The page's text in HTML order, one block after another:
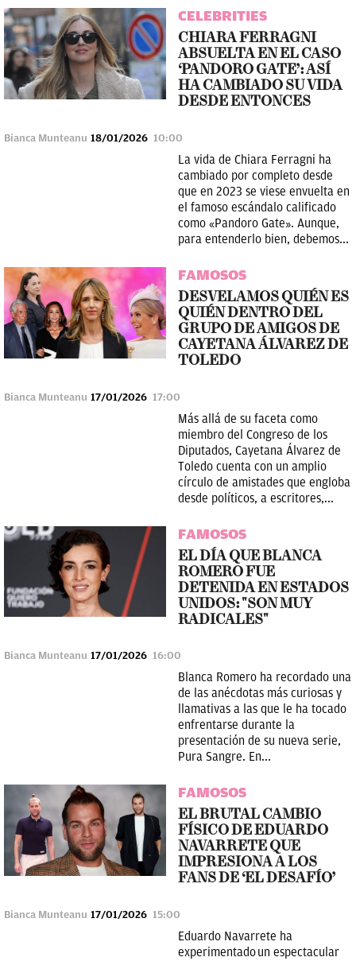
CELEBRITIES
CHIARA FERRAGNI
ABSUELTA EN EL CASO
‘PANDORO GATE’: ASÍ
HA CAMBIADO SU VIDA
DESDE ENTONCES
Bianca Munteanu 18/01/2026 10:00
La vida de Chiara Ferragni ha
cambiado por completo desde
que en 2023 se viese envuelta en
el famoso escándalo calificado
como «Pandoro Gate». Aunque,
para entenderlo bien, debemos...
FAMOSOS
DESVELAMOS QUIÉN ES
QUIÉN DENTRO DEL
GRUPO DE AMIGOS DE
CAYETANA ÁLVAREZ DE
TOLEDO
Bianca Munteanu 17/01/2026 17:00
Más allá de su faceta como
miembro del Congreso de los
Diputados, Cayetana Álvarez de
Toledo cuenta con un amplio
círculo de amistades que engloba
desde políticos, a escritores,...
FAMOSOS
EL DÍA QUE BLANCA
ROMERO FUE
DETENIDA EN ESTADOS
UNIDOS: "SON MUY
RADICALES"
Bianca Munteanu 17/01/2026 16:00
Blanca Romero ha recordado una
de las anécdotas más curiosas y
llamativas a las que le ha tocado
enfrentarse durante la
presentación de su nueva serie,
Pura Sangre. En...
FAMOSOS
EL BRUTAL CAMBIO
FÍSICO DE EDUARDO
NAVARRETE QUE
IMPRESIONA A LOS
FANS DE ‘EL DESAFÍO’
Bianca Munteanu 17/01/2026 15:00
Eduardo Navarrete ha
experimentado un espectacular